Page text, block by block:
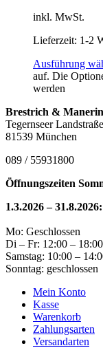
inkl. MwSt.
Lieferzeit: 1-2
Ausführung
auf. Die
werden
Brestrich &
Tegernseer
81539 München
089 / 55931800
Öffnungszeiten
1.3.2026 – 31.8.2026:
Mo: Geschlossen
Di – Fr: 12:00 –
Samstag: 10:00 –
Sonntag: geschlossen
Mein Konto
Kasse
Warenkorb
Zahlungsarten
Versandarten